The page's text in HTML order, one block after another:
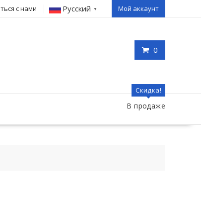
с нами Русский ▼ Мой аккаунт
0
Скидка!
В продаже